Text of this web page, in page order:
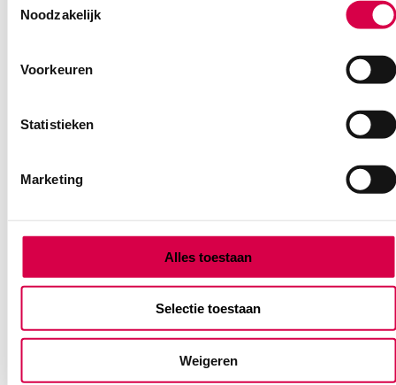
Noodzakelijk
Voorkeuren
Statistieken
Marketing
Alles toestaan
Selectie toestaan
Weigeren
Tork Matic handdoekrol Advanced, H1, 2 laags,
ESSITY
6 stuks, groen, H1, 2 laags